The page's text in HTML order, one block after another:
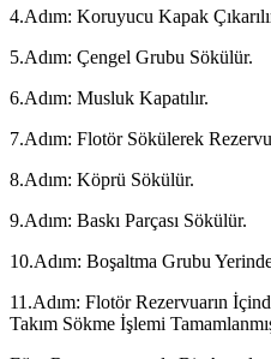
4.Adım: Koruyucu Kapak
5.Adım: Çengel Grubu Sökülür.
6.Adım: Musluk Kapatılır.
7.Adım: Flotör Sökülerek
8.Adım: Köprü Sökülür.
9.Adım: Baskı Parçası Sökülür.
10.Adım: Boşaltma Grubu
11.Adım: Flotör Rezervuarın
Takım Sökme İşlemi